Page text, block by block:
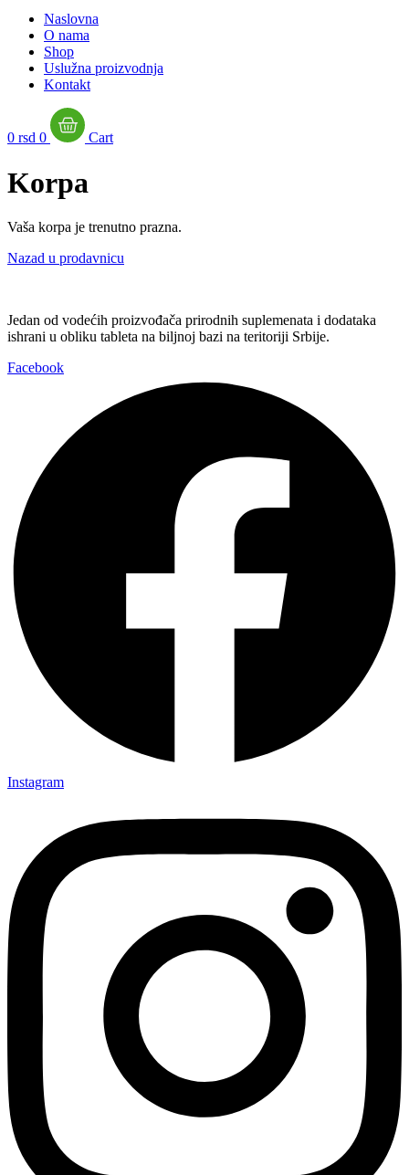
Naslovna
O nama
Shop
Uslužna proizvodnja
Kontakt
0 rsd 0 Cart
Korpa
Vaša korpa je trenutno prazna.
Nazad u prodavnicu
Jedan od vodećih proizvođača prirodnih suplemenata i dodataka
ishrani u obliku tableta na biljnoj bazi na teritoriji Srbije.
Facebook
Instagram